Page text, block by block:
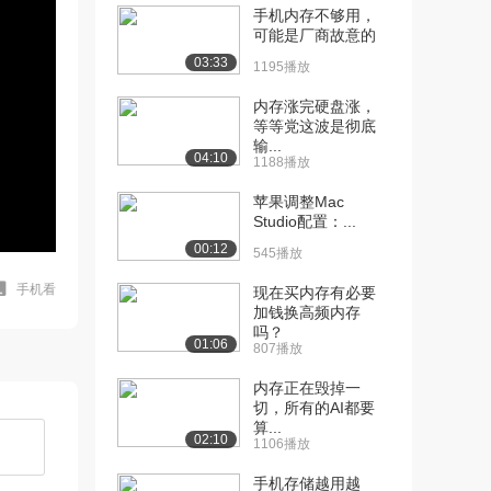
手机看
03:33
手机内存不够用，
可能是厂商故意的
1195播放
04:10
内存涨完硬盘涨，
等等党这波是彻底
输...
1188播放
00:12
苹果调整Mac
Studio配置：...
545播放
01:06
现在买内存有必要
加钱换高频内存
吗？
807播放
02:10
内存正在毁掉一
切，所有的AI都要
算...
1106播放
手机存储越用越